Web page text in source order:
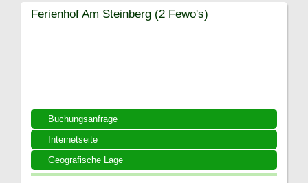
Buchungsanfrage
Internetseite
Geografische Lage
Ferienhof Am Steinberg (2 Fewo's)